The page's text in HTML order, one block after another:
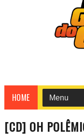
HOME
[CD] OH